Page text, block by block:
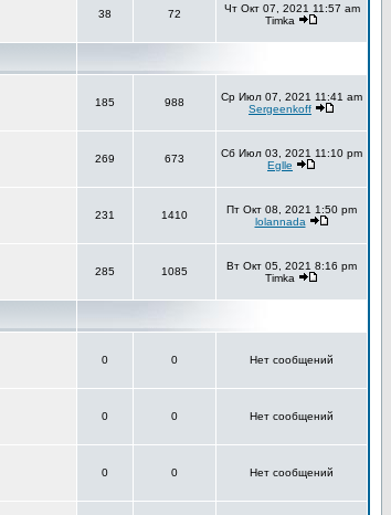
38 72
Чт Окт 07, 2021 11:57 am
Timka
185 988
Ср Июл 07, 2021 11:41 am
Sergeenkoff
269 673
Сб Июл 03, 2021 11:10 pm
Eglle
231 1410
Пт Окт 08, 2021 1:50 pm
lolannada
285 1085
Вт Окт 05, 2021 8:16 pm
Timka
0 0 Нет сообщений
0 0 Нет сообщений
0 0 Нет сообщений